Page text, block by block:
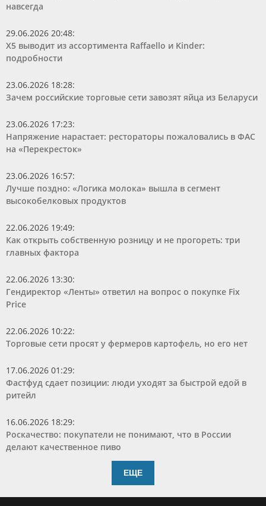
навсегда
29.06.2026 20:48:
Х5 выводит из ассортимента Raffaello и Kinder:
подробности
23.06.2026 18:28:
Зачем российские торговые сети завозят яйца из Беларуси
23.06.2026 17:23:
Напряжение нарастает: рестораторы пожаловались в ФАС
на «Перекресток»
23.06.2026 16:57:
Лучше поздно: «Логика молока» вышла в сегмент
высокобелковых продуктов
22.06.2026 19:49:
Как открыть собственную розницу и не прогореть: три
главных фактора
22.06.2026 13:30:
Гендиректор «Ленты» ответил на вопрос о покупке Fix
Price
22.06.2026 10:22:
Торговые сети просят у фермеров картофель, но его нет
17.06.2026 01:29:
Фастфуд сдает позиции: люди уходят за быстрой едой в
ритейл
16.06.2026 18:29:
Роскачество: покупатели не понимают, что в России
делают качественное пиво
ЕЩЕ